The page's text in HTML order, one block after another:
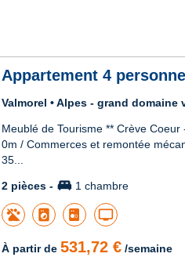
Appartement 4
Valmorel • Alpes - grand domaine
Meublé de Tourisme ** Crève Coeur
0m / Commerces et remontée
35...
2 pièces - king_bed 1 chambre
local_laundry_service tv
À partir de531,72 € /semaine